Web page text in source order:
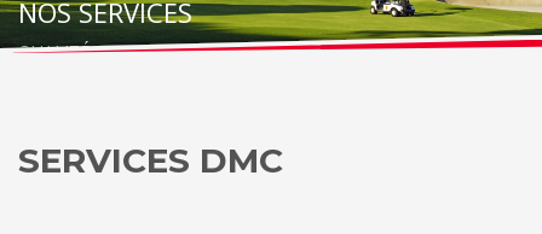
NOS SERVICES
QUALITÉ, CONFIANCE ET EXCELLENCE
SERVICES DMC